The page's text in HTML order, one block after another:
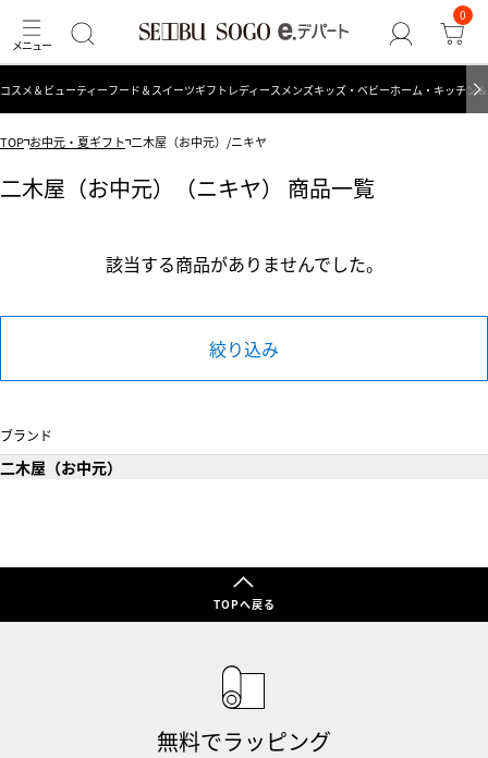
0
コスメ＆ビューティーフード＆スイーツギフト レディース メンズキッズ・ベビーホーム・キッチン
TOP お中元・夏ギフト 二木屋（お中元）/ニキヤ
二木屋（お中元）（ニキヤ） 商品一覧
該当する商品がありませんでした。
絞り込み
ブランド
二木屋（お中元）
TOPへ戻る
無料でラッピング